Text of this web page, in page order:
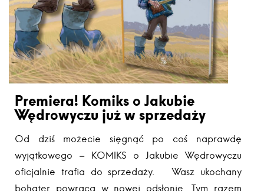
Premiera! Komiks o Jakubie
Wędrowyczu już w sprzedaży
Od dziś możecie sięgnąć po coś naprawdę
wyjątkowego – KOMIKS o Jakubie Wędrowyczu
oficjalnie trafia do sprzedaży. Wasz ukochany
bohater powraca w nowej odsłonie. Tym razem